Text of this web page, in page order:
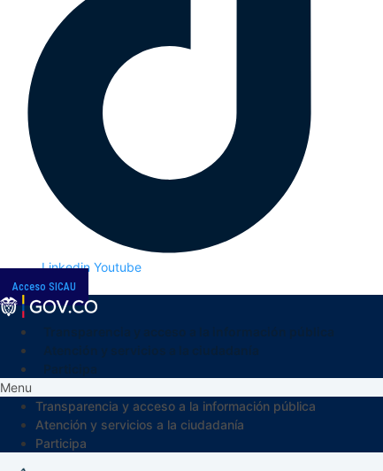
Linkedin Youtube
Acceso SICAU
Menu
Transparencia y acceso a la información pública
Atención y servicios a la ciudadanía
Participa